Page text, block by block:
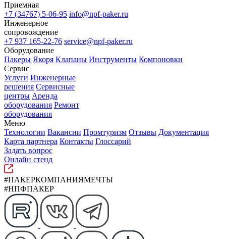
Приемная
+7 (34767) 5-06-95 info@npf-paker.ru
Инженерное
сопровождение
+7 937 165-22-76 service@npf-paker.ru
Оборудование
Пакеры Якоря Клапаны Инструменты Компоновки
Сервис
Услуги Инженерные
решения Сервисные
центры Аренда
оборудования Ремонт
оборудования
Меню
Технологии Вакансии Промтуризм Отзывы Документация
Карта партнера Контакты Глоссарий
Задать вопрос
Онлайн стенд
#ПАКЕРКОМПАНИЯМЕЧТЫ
#НПФПАКЕР